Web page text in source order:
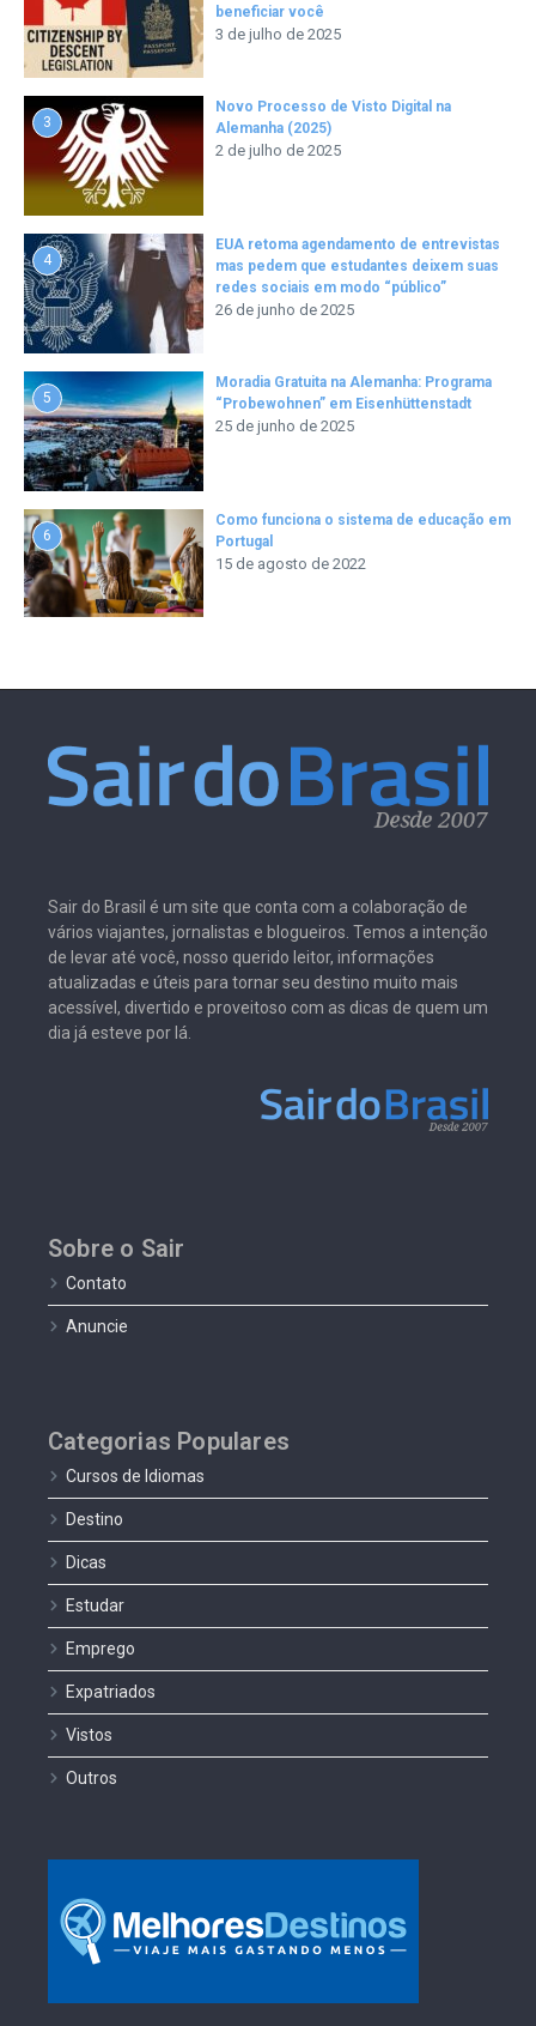
beneficiar você
3 de julho de 2025
3
Novo Processo de Visto Digital na
Alemanha (2025)
2 de julho de 2025
4
EUA retoma agendamento de entrevistas
mas pedem que estudantes deixem suas
redes sociais em modo “público”
26 de junho de 2025
5
Moradia Gratuita na Alemanha: Programa
“Probewohnen” em Eisenhüttenstadt
25 de junho de 2025
6
Como funciona o sistema de educação em
Portugal
15 de agosto de 2022
Sair do Brasil é um site que conta com a colaboração de
vários viajantes, jornalistas e blogueiros. Temos a intenção
de levar até você, nosso querido leitor, informações
atualizadas e úteis para tornar seu destino muito mais
acessível, divertido e proveitoso com as dicas de quem um
dia já esteve por lá.
Sobre o Sair
Contato
Anuncie
Categorias Populares
Cursos de Idiomas
Destino
Dicas
Estudar
Emprego
Expatriados
Vistos
Outros